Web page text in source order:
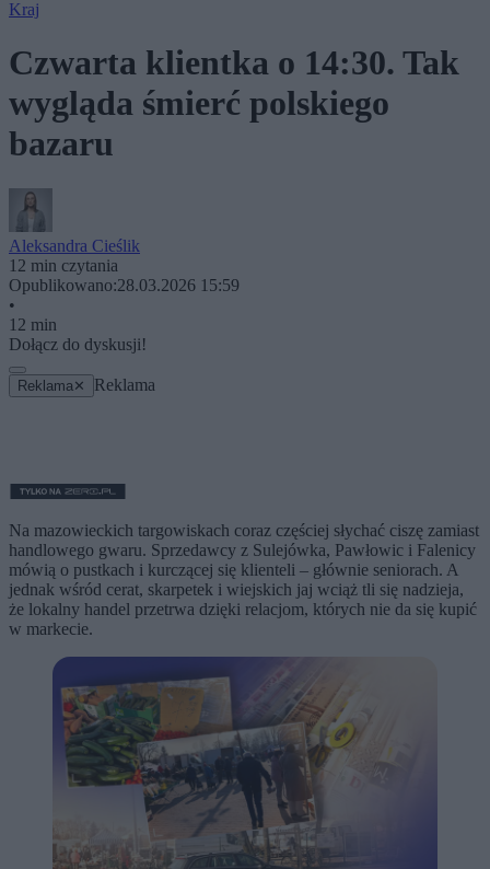
Kraj
Czwarta klientka o 14:30. Tak
wygląda śmierć polskiego
bazaru
Aleksandra Cieślik
12 min czytania
Opublikowano:28.03.2026 15:59
•
12 min
Dołącz do dyskusji!
Reklama ✕ Reklama
Na mazowieckich targowiskach coraz częściej słychać ciszę zamiast
handlowego gwaru. Sprzedawcy z Sulejówka, Pawłowic i Falenicy
mówią o pustkach i kurczącej się klienteli – głównie seniorach. A
jednak wśród cerat, skarpetek i wiejskich jaj wciąż tli się nadzieja,
że lokalny handel przetrwa dzięki relacjom, których nie da się kupić
w markecie.